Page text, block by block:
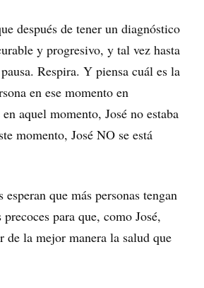
después de tener un diagnóstico
y progresivo, y tal vez hasta
Respira. Y piensa cuál es la
en ese momento en
aquel momento, José no estaba
momento, José NO se está
que más personas tengan
para que, como José,
de la mejor manera la salud que